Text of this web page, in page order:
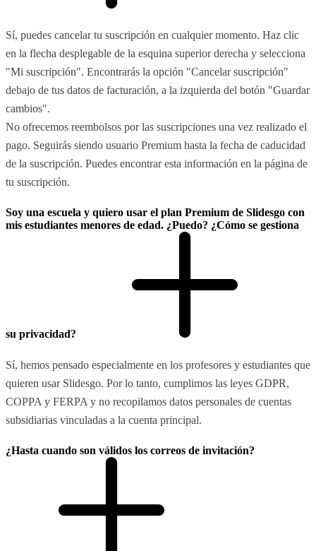
Sí, puedes cancelar tu suscripción en cualquier momento. Haz clic
en la flecha desplegable de la esquina superior derecha y selecciona
"Mi suscripción". Encontrarás la opción "Cancelar suscripción"
debajo de tus datos de facturación, a la izquierda del botón "Guardar
cambios".
No ofrecemos reembolsos por las suscripciones una vez realizado el
pago. Seguirás siendo usuario Premium hasta la fecha de caducidad
de la suscripción. Puedes encontrar esta información en la página de
tu suscripción.
Soy una escuela y quiero usar el plan Premium de Slidesgo con
mis estudiantes menores de edad. ¿Puedo? ¿Cómo se gestiona
su privacidad?
Sí, hemos pensado especialmente en los profesores y estudiantes que
quieren usar Slidesgo. Por lo tanto, cumplimos las leyes GDPR,
COPPA y FERPA y no recopilamos datos personales de cuentas
subsidiarias vinculadas a la cuenta principal.
¿Hasta cuando son válidos los correos de invitación?